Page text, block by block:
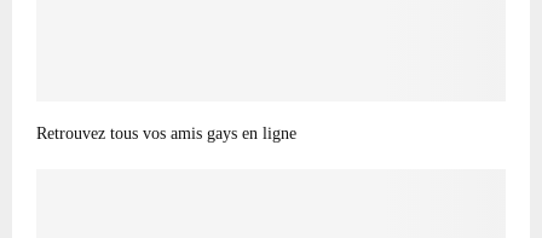
Retrouvez tous vos amis gays en ligne